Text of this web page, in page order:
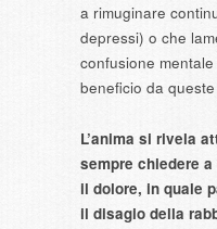
a rimuginare
depressi) o che
confusione
beneficio da
L’anima si rivela
sempre chiedere
il dolore, in quale
il disagio della